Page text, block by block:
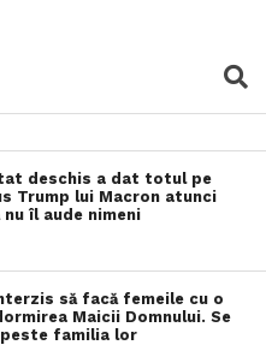
deschis a dat totul pe
Trump lui Macron atunci
îl aude nimeni
să facă femeile cu o
Maicii Domnului. Se
familia lor